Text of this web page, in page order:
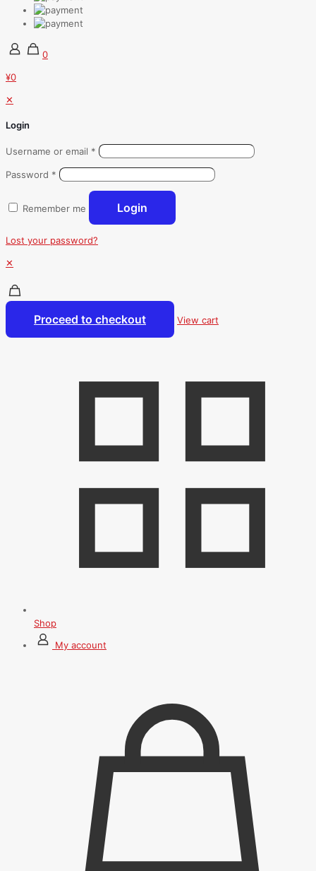
0
¥0
✕
Login
Username or email *
Password *
Remember me Login
Lost your password?
✕
Proceed to checkout View cart
Shop
My account